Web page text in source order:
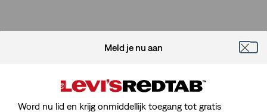
Meld je nu aan
Word nu lid en krijg onmiddellijk toegang tot gratis